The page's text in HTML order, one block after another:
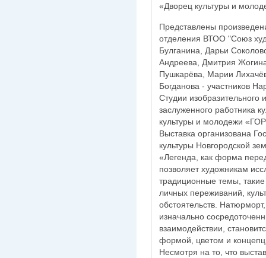
«Дворец культуры и
Представлены
отделения ВТОО "Союз
Булганина, Дарьи
Андреева, Дмитрия
Пушкарëва, Марии
Богданова - участников
Студии изобразительного
заслуженного работника
культуры и молодежи
Выставка организована
культуры Новгородской
«Легенда, как форма
позволяет художникам
традиционные темы, такие
личных переживаний,
обстоятельств.
изначально
взаимодействии,
формой, цветом и
Несмотря на то, что